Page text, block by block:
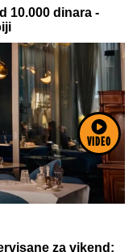
VIDEO
Evo šta kaže